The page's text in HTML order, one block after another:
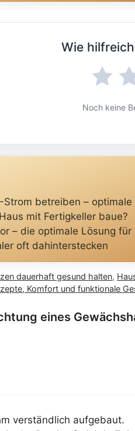
Wie
Noch keine
betreiben –
mit Fertigkeller baue?
– die optimale Lösung
oft dahinterstecken
dauerhaft gesund halten,
Komfort und funktionale
eines
verständlich aufgebaut.